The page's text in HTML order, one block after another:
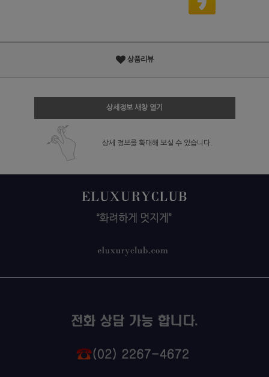
상품리뷰
상세정보 새창 열기
상세 정보를 확대해 보실 수 있습니다.